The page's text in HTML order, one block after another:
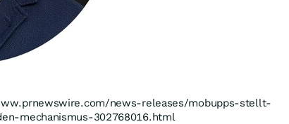
news-releases/mobupps-stellt-
mechanismus-302768016.html